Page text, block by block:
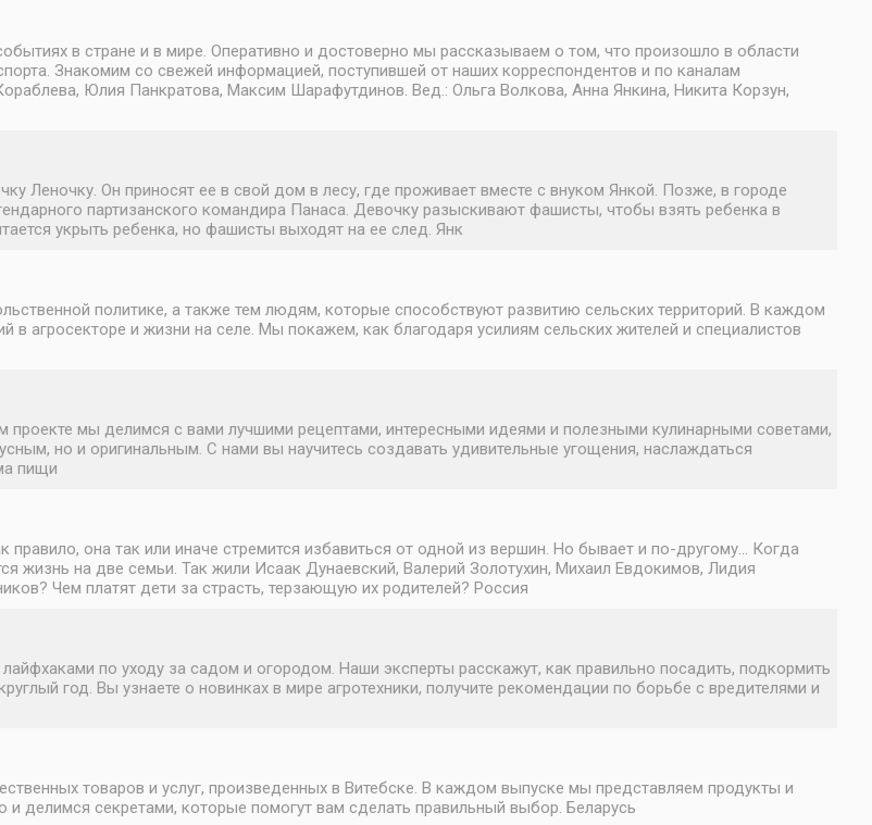
в стране и в мире. Оперативно и достоверно мы рассказываем о том, что произошло в области
Знакомим со свежей информацией, поступившей от наших корреспондентов и по каналам
Юлия Панкратова, Максим Шарафутдинов. Вед.: Ольга Волкова, Анна Янкина, Никита Корзун,
Леночку. Он приносят ее в свой дом в лесу, где проживает вместе с внуком Янкой. Позже, в городе
партизанского командира Панаса. Девочку разыскивают фашисты, чтобы взять ребенка в
укрыть ребенка, но фашисты выходят на ее след. Янк
политике, а также тем людям, которые способствуют развитию сельских территорий. В каждом
агросекторе и жизни на селе. Мы покажем, как благодаря усилиям сельских жителей и специалистов
мы делимся с вами лучшими рецептами, интересными идеями и полезными кулинарными советами,
но и оригинальным. С нами вы научитесь создавать удивительные угощения, наслаждаться
пищи
она так или иначе стремится избавиться от одной из вершин. Но бывает и по-другому… Когда
жизнь на две семьи. Так жили Исаак Дунаевский, Валерий Золотухин, Михаил Евдокимов, Лидия
Чем платят дети за страсть, терзающую их родителей? Россия
по уходу за садом и огородом. Наши эксперты расскажут, как правильно посадить, подкормить
год. Вы узнаете о новинках в мире агротехники, получите рекомендации по борьбе с вредителями и
товаров и услуг, произведенных в Витебске. В каждом выпуске мы представляем продукты и
и делимся секретами, которые помогут вам сделать правильный выбор. Беларусь